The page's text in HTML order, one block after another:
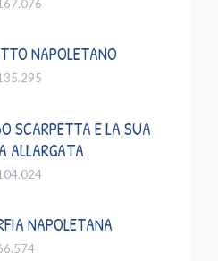
NAPOLETANO
SCARPETTA E LA SUA
ALLARGATA
NAPOLETANA